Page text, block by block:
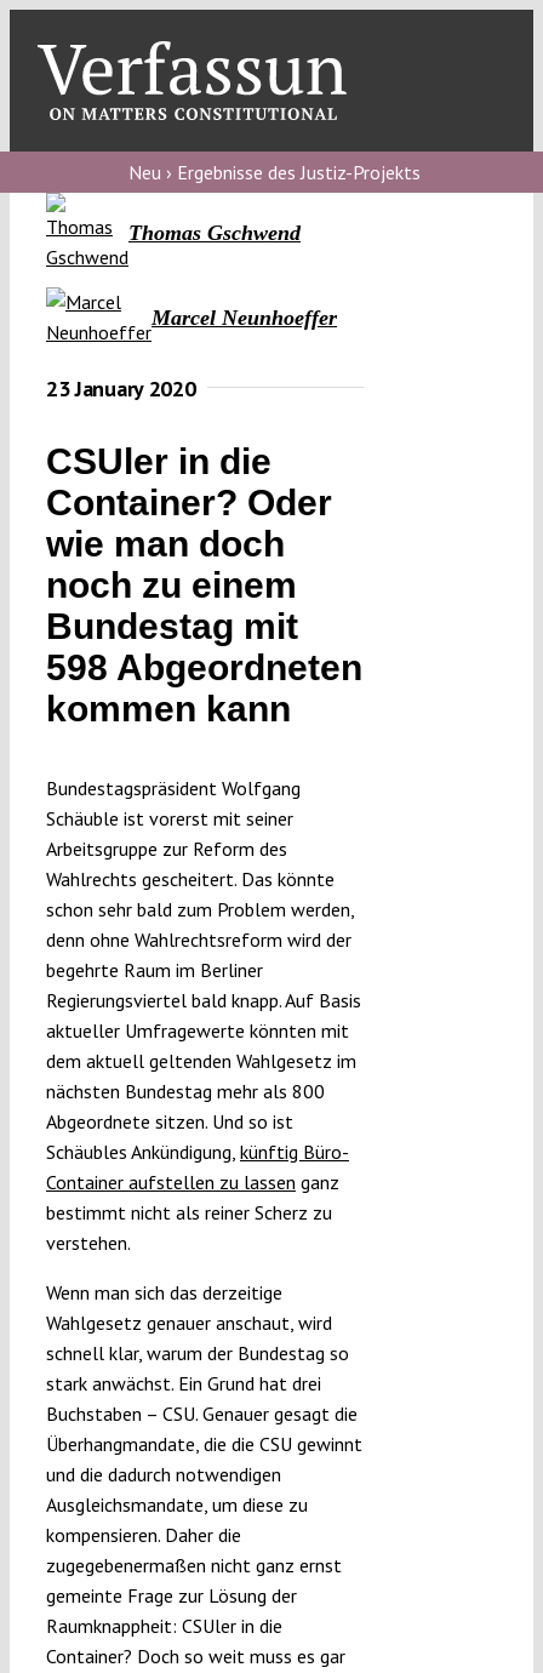
content
blog
Verfassungs
debate
Verfassungs
podcast
Verfassungs
About
Funding
Neu › Ergebnisse des Justiz-Projekts
Thomas Gschwend
Marcel Neunhoeffer
23 January 2020
CSUler in die
Container? Oder
wie man doch
noch zu einem
Bundestag mit
598 Abgeordneten
kommen kann
Bundestagspräsident Wolfgang
Schäuble ist vorerst mit seiner
Arbeitsgruppe zur Reform des
Wahlrechts gescheitert. Das könnte
schon sehr bald zum Problem werden,
denn ohne Wahlrechtsreform wird der
begehrte Raum im Berliner
Regierungsviertel bald knapp. Auf Basis
aktueller Umfragewerte könnten mit
dem aktuell geltenden Wahlgesetz im
nächsten Bundestag mehr als 800
Abgeordnete sitzen. Und so ist
Schäubles Ankündigung, künftig Büro-
Container aufstellen zu lassen ganz
bestimmt nicht als reiner Scherz zu
verstehen.
Wenn man sich das derzeitige
Wahlgesetz genauer anschaut, wird
schnell klar, warum der Bundestag so
stark anwächst. Ein Grund hat drei
Buchstaben – CSU. Genauer gesagt die
Überhangmandate, die die CSU gewinnt
und die dadurch notwendigen
Ausgleichsmandate, um diese zu
kompensieren. Daher die
zugegebenermaßen nicht ganz ernst
gemeinte Frage zur Lösung der
Raumknappheit: CSUler in die
Container? Doch so weit muss es gar